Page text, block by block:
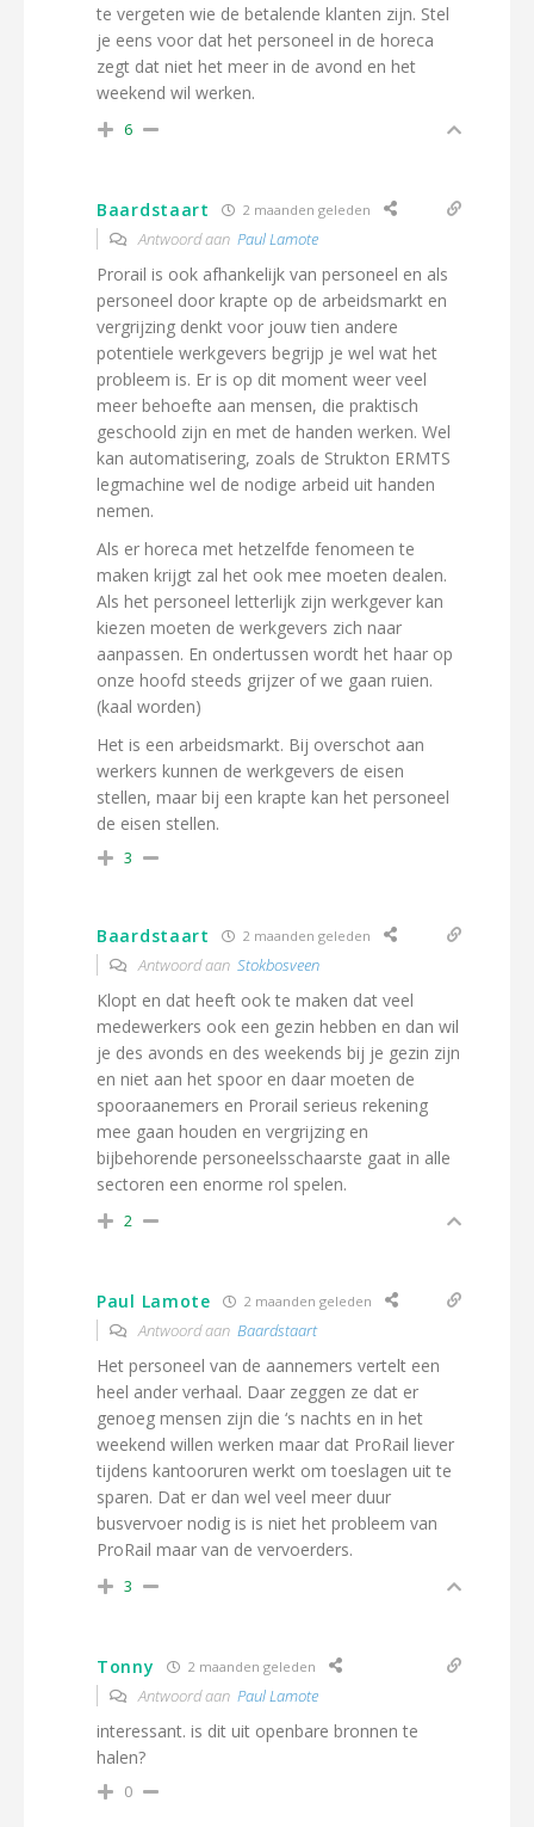
te vergeten wie de betalende klanten zijn. Stel
je eens voor dat het personeel in de horeca
zegt dat niet het meer in de avond en het
weekend wil werken.
6
Baardstaart 2 maanden geleden
Antwoord aan Paul Lamote
Prorail is ook afhankelijk van personeel en als
personeel door krapte op de arbeidsmarkt en
vergrijzing denkt voor jouw tien andere
potentiele werkgevers begrijp je wel wat het
probleem is. Er is op dit moment weer veel
meer behoefte aan mensen, die praktisch
geschoold zijn en met de handen werken. Wel
kan automatisering, zoals de Strukton ERMTS
legmachine wel de nodige arbeid uit handen
nemen.
Als er horeca met hetzelfde fenomeen te
maken krijgt zal het ook mee moeten dealen.
Als het personeel letterlijk zijn werkgever kan
kiezen moeten de werkgevers zich naar
aanpassen. En ondertussen wordt het haar op
onze hoofd steeds grijzer of we gaan ruien.
(kaal worden)
Het is een arbeidsmarkt. Bij overschot aan
werkers kunnen de werkgevers de eisen
stellen, maar bij een krapte kan het personeel
de eisen stellen.
3
Baardstaart 2 maanden geleden
Antwoord aan Stokbosveen
Klopt en dat heeft ook te maken dat veel
medewerkers ook een gezin hebben en dan wil
je des avonds en des weekends bij je gezin zijn
en niet aan het spoor en daar moeten de
spooraanemers en Prorail serieus rekening
mee gaan houden en vergrijzing en
bijbehorende personeelsschaarste gaat in alle
sectoren een enorme rol spelen.
2
Paul Lamote 2 maanden geleden
Antwoord aan Baardstaart
Het personeel van de aannemers vertelt een
heel ander verhaal. Daar zeggen ze dat er
genoeg mensen zijn die ‘s nachts en in het
weekend willen werken maar dat ProRail liever
tijdens kantooruren werkt om toeslagen uit te
sparen. Dat er dan wel veel meer duur
busvervoer nodig is is niet het probleem van
ProRail maar van de vervoerders.
3
Tonny 2 maanden geleden
Antwoord aan Paul Lamote
interessant. is dit uit openbare bronnen te
halen?
0